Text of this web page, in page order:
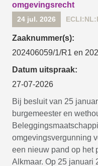
omgevingsrecht
24 jul. 2026
Zaaknummer(s):
202406059/1/R1 en
Datum uitspraak:
27-07-2026
Bij besluit van 25
burgemeester en
omgevingsvergunning
een nieuw pand op het
Alkmaar. Op 25 januari